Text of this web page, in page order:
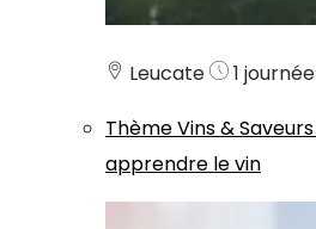
Leucate
1 journée
ThèmeVins & Saveurs
apprendre le vin